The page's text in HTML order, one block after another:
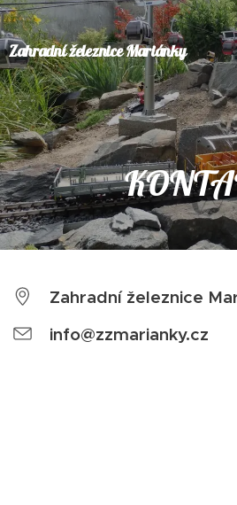
Zahradní železnice Mariánky
Zahradní železnice
info@zzmarianky.cz